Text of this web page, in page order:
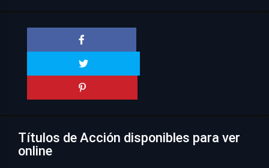
Títulos de Acción disponibles para ver
online